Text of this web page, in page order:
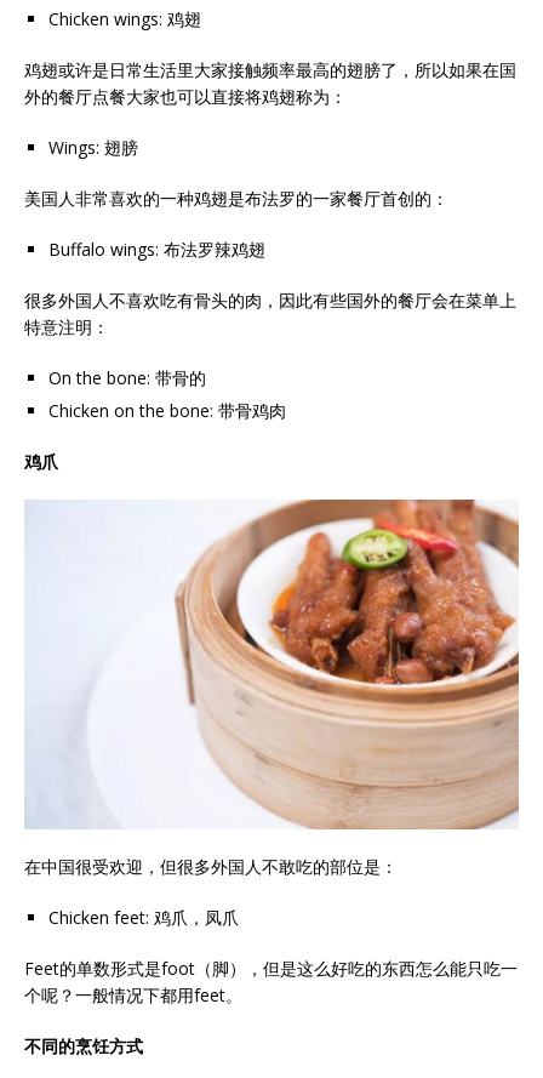
Chicken wings: 鸡翅
鸡翅或许是日常生活里大家接触频率最高的翅膀了，所以如果在国
外的餐厅点餐大家也可以直接将鸡翅称为：
Wings: 翅膀
美国人非常喜欢的一种鸡翅是布法罗的一家餐厅首创的：
Buffalo wings: 布法罗辣鸡翅
很多外国人不喜欢吃有骨头的肉，因此有些国外的餐厅会在菜单上
特意注明：
On the bone: 带骨的
Chicken on the bone: 带骨鸡肉
鸡爪
在中国很受欢迎，但很多外国人不敢吃的部位是：
Chicken feet: 鸡爪，凤爪
Feet的单数形式是foot（脚），但是这么好吃的东西怎么能只吃一
个呢？一般情况下都用feet。
不同的烹饪方式